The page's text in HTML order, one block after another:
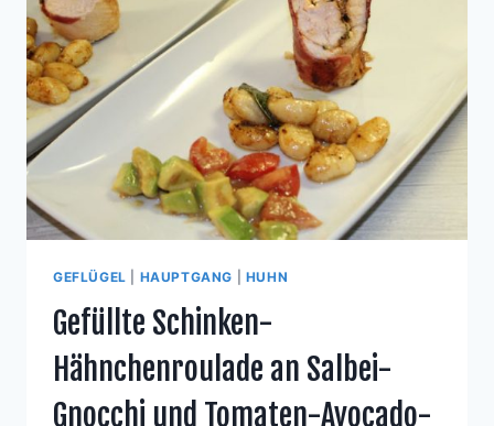
KIRSCHTOMATEN
GEFLÜGEL HAUPTGANG HUHN
Gefüllte Schinken-
Hähnchenroulade an Salbei-
Gnocchi und Tomaten-Avocado-